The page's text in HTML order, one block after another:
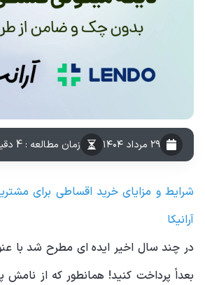
۲۹ مرداد ۱۴۰۴ زمان مطالعه : 4 دقیقه
شرایط و مزایای خرید اقساطی برای
آرانیکا
در چند سال اخیر ایده ای مطرح شد با
بعداً پرداخت کنید! همانطور که از